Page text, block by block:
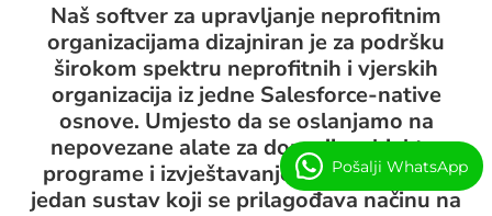
Naš softver za upravljanje neprofitnim
organizacijama dizajniran je za podršku
širokom spektru neprofitnih i vjerskih
organizacija iz jedne Salesforce-native
osnove. Umjesto da se oslanjamo na
nepovezane alate za donacije, objekte,
programe i izvještavanje, konfiguriramo
jedan sustav koji se prilagođava načinu na
Pošalji WhatsApp